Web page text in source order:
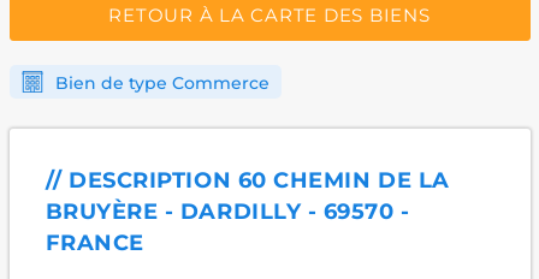
RETOUR À LA CARTE DES BIENS
Bien de type Commerce
// DESCRIPTION 60 CHEMIN DE LA
BRUYÈRE - DARDILLY - 69570 -
FRANCE